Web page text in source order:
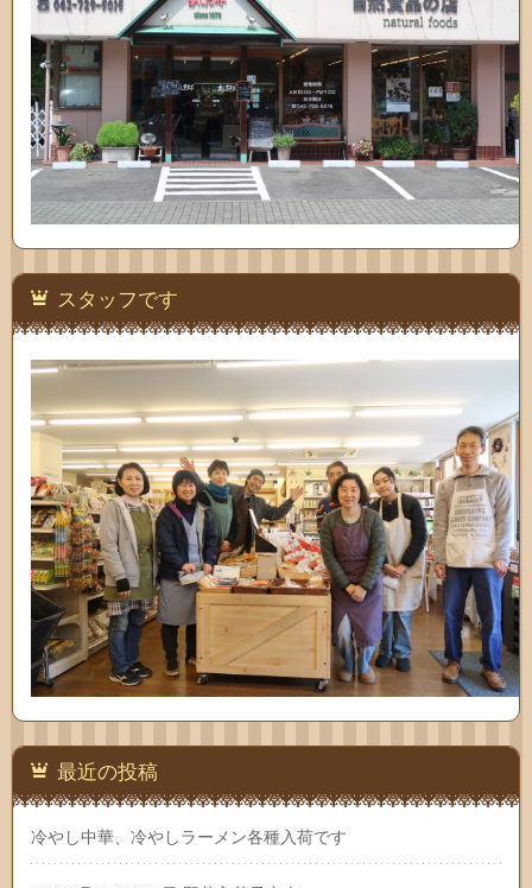
スタッフです
最近の投稿
冷やし中華、冷やしラーメン各種入荷です